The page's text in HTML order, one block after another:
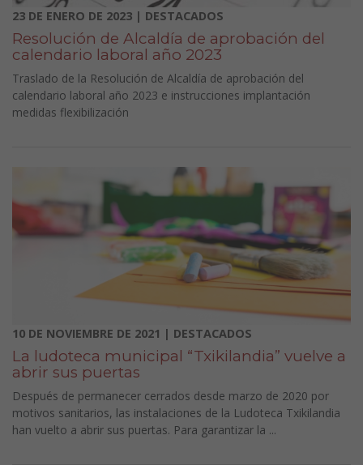
23 DE ENERO DE 2023 | DESTACADOS
Resolución de Alcaldía de aprobación del
calendario laboral año 2023
Traslado de la Resolución de Alcaldía de aprobación del
calendario laboral año 2023 e instrucciones implantación
medidas flexibilización
10 DE NOVIEMBRE DE 2021 | DESTACADOS
La ludoteca municipal “Txikilandia” vuelve a
abrir sus puertas
Después de permanecer cerrados desde marzo de 2020 por
motivos sanitarios, las instalaciones de la Ludoteca Txikilandia
han vuelto a abrir sus puertas. Para garantizar la ...